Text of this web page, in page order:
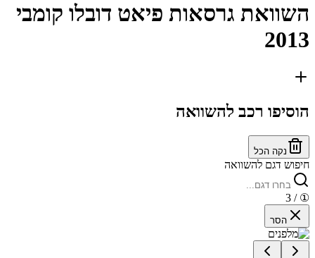
השוואת גרסאות פיאט דובלו קומבי
2013
הוסיפו רכב להשוואה
נקה הכל
חיפוש דגם להשוואה
①
/ 3
הסר